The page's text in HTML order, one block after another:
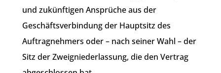
und zukünftigen Ansprüche aus der
Geschäftsverbindung der Hauptsitz des
Auftragnehmers oder – nach seiner Wahl – der
Sitz der Zweigniederlassung, die den Vertrag